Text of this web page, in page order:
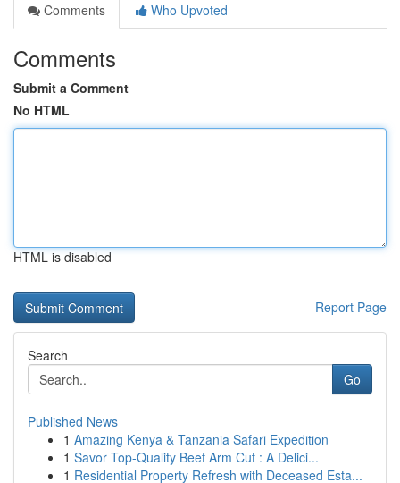
Comments
Who Upvoted
Comments
Submit a Comment
No HTML
HTML is disabled
Report Page
Search
Go
Published News
1 Amazing Kenya & Tanzania Safari Expedition
1 Savor Top-Quality Beef Arm Cut : A Delici...
1 Residential Property Refresh with Deceased Esta...